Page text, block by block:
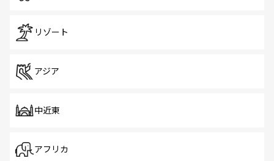
リゾート
アジア
中近東
アフリカ